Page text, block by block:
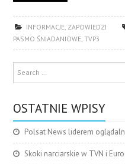
INFORMACJE, ZAPOWIEDZI
PASMO ŚNIADANIOWE,TVP3
OSTATNIE WPISY
Polsat News liderem
Skoki narciarskie w TVN i